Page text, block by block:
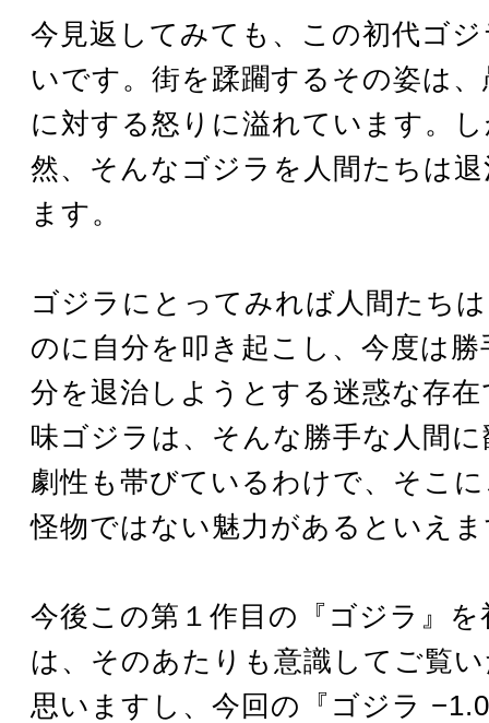
今見返してみても、この初代ゴ
いです。街を蹂躙するその姿は
に対する怒りに溢れています。
然、そんなゴジラを人間たちは
ます。
ゴジラにとってみれば人間たち
のに自分を叩き起こし、今度は
分を退治しようとする迷惑な存
味ゴジラは、そんな勝手な人間
劇性も帯びているわけで、そこ
怪物ではない魅力があるといえ
今後この第１作目の『ゴジラ』を
は、そのあたりも意識してご覧
思いますし、今回の『ゴジラ